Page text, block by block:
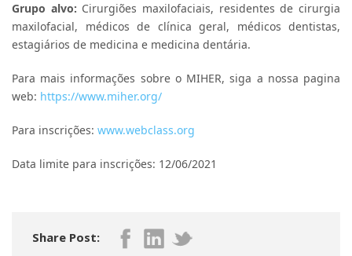
Grupo alvo: Cirurgiões maxilofaciais, residentes de cirurgia
maxilofacial, médicos de clínica geral, médicos dentistas,
estagiários de medicina e medicina dentária.
Para mais informações sobre o MIHER, siga a nossa pagina
web: https://www.miher.org/
Para inscrições: www.webclass.org
Data limite para inscrições: 12/06/2021
Share Post: